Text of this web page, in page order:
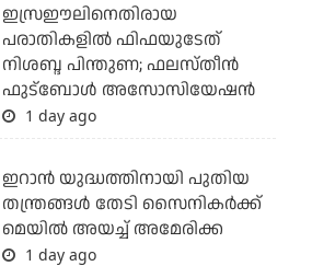
ഇസ്രഈലിനെതിരായ
പരാതികളില്‍ ഫിഫയുടേത്
നിശബ്ദ പിന്തുണ; ഫലസ്തീന്‍
ഫുട്‌ബോള്‍ അസോസിയേഷന്‍
1 day ago
ഇറാന്‍ യുദ്ധത്തിനായി പുതിയ
തന്ത്രങ്ങള്‍ തേടി സൈനികര്‍ക്ക്
മെയില്‍ അയച്ച് അമേരിക്ക
1 day ago